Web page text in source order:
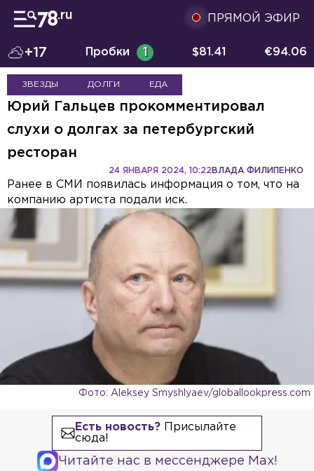
ПРЯМОЙ ЭФИР
+17 Пробки 1 $81.41 €94.06
ЗВЕЗДЫ ДОЛГИ ЕДА
Юрий Гальцев прокомментировал
слухи о долгах за петербургский
ресторан
ВЛАДА ФИЛИПЕНКО
24 ЯНВАРЯ 2024, 10:22
Ранее в СМИ появилась информация о том, что на
компанию артиста подали иск.
Фото: Aleksey Smyshlyaev/globallookpress.com
Есть новость?Присылайте
сюда!
Читайте нас в мессенджере Max!